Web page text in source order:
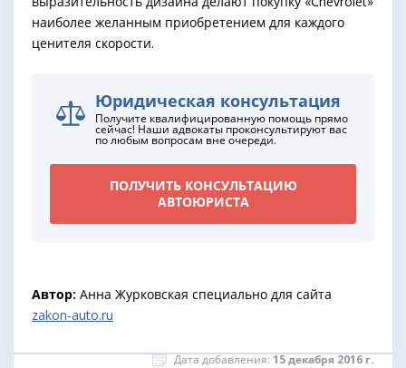
наиболее желанным приобретением для каждого
ценителя скорости.
Юридическая консультация
Получите квалифицированную помощь прямо
сейчас! Наши адвокаты проконсультируют вас
по любым вопросам вне очереди.
ПОЛУЧИТЬ КОНСУЛЬТАЦИЮ
АВТОЮРИСТА
Автор: Анна Журковская специально для сайта
zakon-auto.ru
Дата добавления:15 декабря 2016 г.